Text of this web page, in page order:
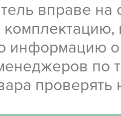
вправе на
комплектацию,
информацию о
по